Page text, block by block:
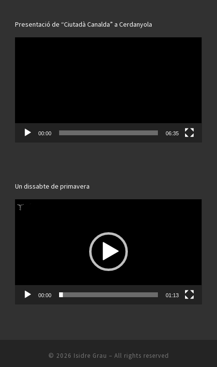
Presentació de “Ciutadà Canalda” a Cerdanyola
00:00 06:35
Un dissabte de primavera
Reproductor
de
00:00 01:13
© 2026 Isidre Grau – All rights reserved